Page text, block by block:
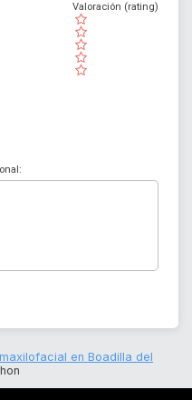
( )
( )
( )
( )
( )
Valoración (rating)
en Boadilla del